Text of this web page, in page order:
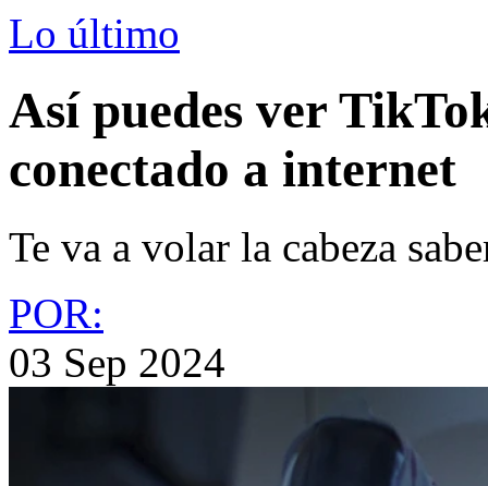
Lo último
Así puedes ver
conectado a internet
Te va a volar la cabeza
POR:
03 Sep 2024